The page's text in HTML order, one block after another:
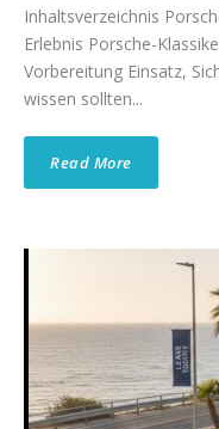
Inhaltsverzeichnis
Erlebnis Porsche-
Vorbereitung Einsatz,
wissen sollten...
Read More